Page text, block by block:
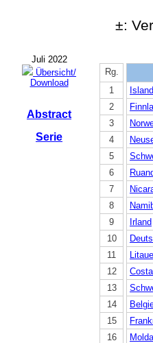
±:
Juli 2022
Übersicht/
Download
Abstract
Serie
Rg.
1
2
3
4
5
6
7
8
9
10
11
12
13
14
15
16
Island
Irland